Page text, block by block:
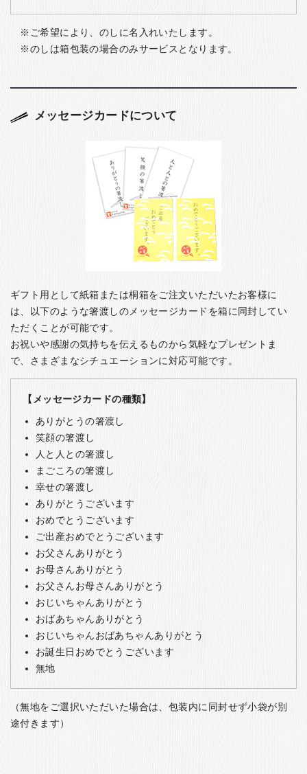
ご希望により、のしに名入れいたします。
のしは箱包装の場合のみサービスとなります。
メッセージカードについて
ギフト用として紙箱または桐箱をご注文いただいたお客様に
は、以下のような箸渡しのメッセージカードを箱に同封してい
ただくことが可能です。
お祝いや感謝の気持ちを伝えるものから気軽なプレゼントま
で、さまざまなシチュエーションに対応可能です。
【メッセージカードの種類】
ありがとうの箸渡し
笑顔の箸渡し
人と人との箸渡し
まごころの箸渡し
幸せの箸渡し
ありがとうございます
おめでとうございます
ご出産おめでとうございます
お父さんありがとう
お母さんありがとう
お父さんお母さんありがとう
おじいちゃんありがとう
おばあちゃんありがとう
おじいちゃんおばあちゃんありがとう
お誕生日おめでとうございます
無地
（無地をご選択いただいた場合は、包装内に同封せず小袋が別
途付きます）